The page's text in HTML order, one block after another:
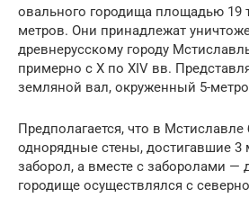
овального городища площадью 19
метров. Они принадлежат
древнерусскому городу
примерно с X по XIV вв.
земляной вал, окруженный 5-
Предполагается, что в
однорядные стены, достигавшие 3
заборол, а вместе с заборолами —
городище осуществлялся с